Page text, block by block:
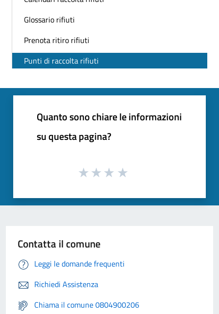
Glossario rifiuti
Prenota ritiro rifiuti
Punti di raccolta rifiuti
Quanto sono chiare le informazioni
su questa pagina?
Contatta il comune
Leggi le domande frequenti
Richiedi Assistenza
Chiama il comune 0804900206